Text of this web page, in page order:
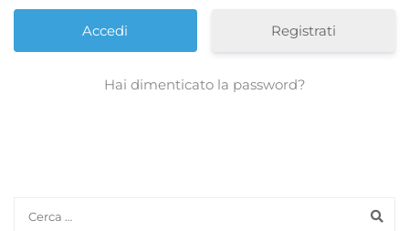
Registrati
Hai dimenticato la password?